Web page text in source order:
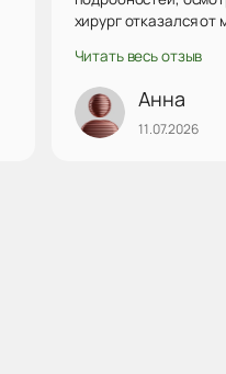
хирург отказался от
Выбрала хирурга в
совсем не скоро и
посоветовала
Веронике
Такой прием сразу
Читать весь отзыв
Анна
11.07.2026